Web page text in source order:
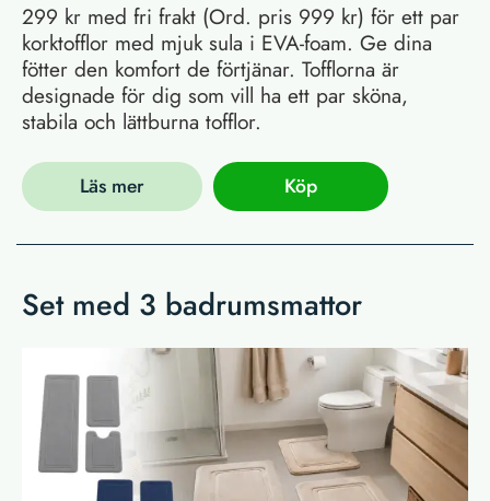
299 kr med fri frakt (Ord. pris 999 kr) för ett par
korktofflor med mjuk sula i EVA-foam. Ge dina
fötter den komfort de förtjänar. Tofflorna är
designade för dig som vill ha ett par sköna,
stabila och lättburna tofflor.
Läs mer Köp
Set med 3 badrumsmattor